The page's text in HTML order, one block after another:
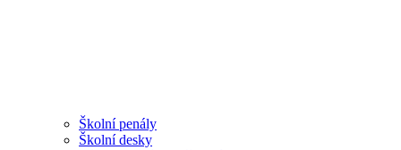
Školní penály
Školní desky